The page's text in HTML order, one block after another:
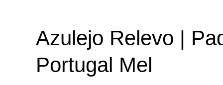
Azulejo Relevo |
Portugal Mel